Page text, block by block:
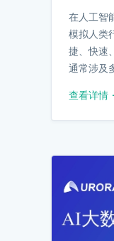
在人工智
模拟人类
捷、快速
通常涉及
查看详情